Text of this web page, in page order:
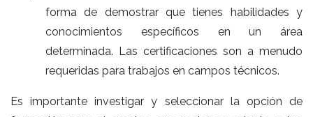
forma de demostrar que tienes habilidades y
conocimientos específicos en un área
determinada. Las certificaciones son a menudo
requeridas para trabajos en campos técnicos.
Es importante investigar y seleccionar la opción de